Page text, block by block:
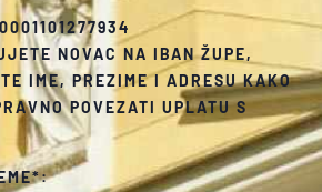
NOVAC NA IBAN ŽUPE,
IME, PREZIME I ADRESU KAKO
POVEZATI UPLATU S